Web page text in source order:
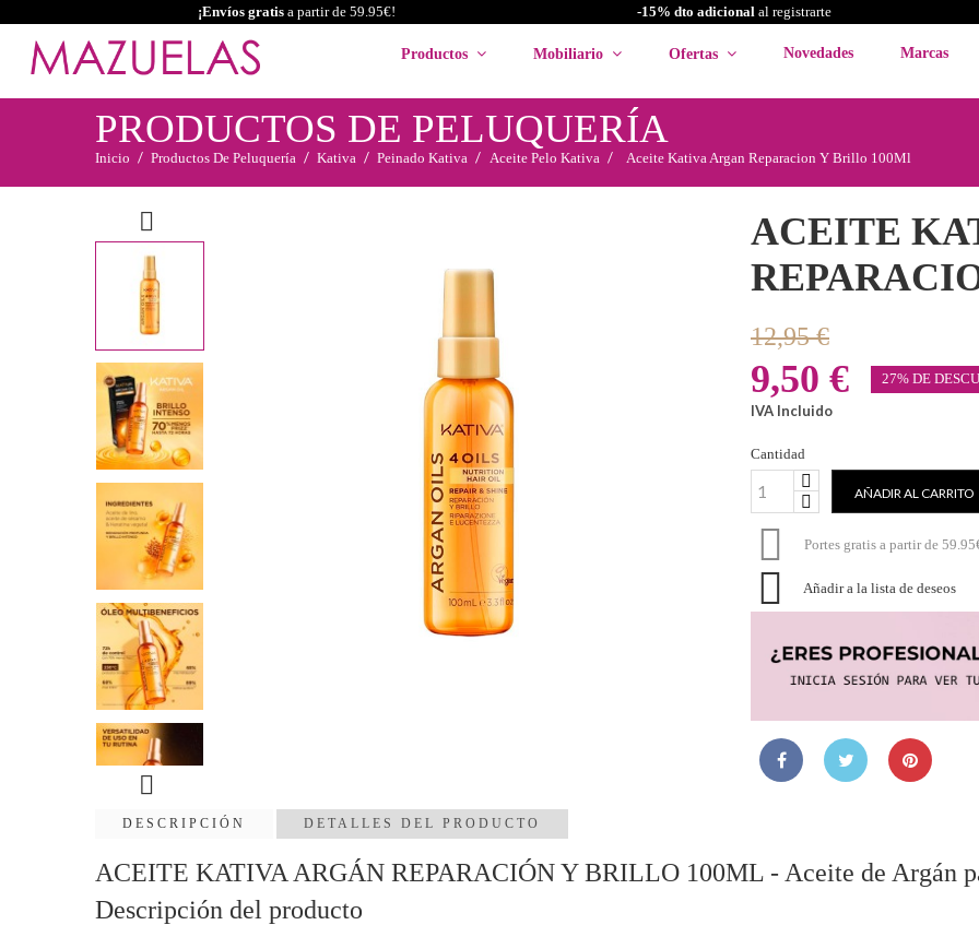
¡Envíos gratisa partir de 59.95€! -15% dto adicionalal registrarte
Productos Mobiliario Ofertas Novedades Marcas
PRODUCTOS DE PELUQUERÍA
Inicio Productos De Peluquería Kativa Peinado Kativa Aceite Pelo Kativa Aceite Kativa Argan Reparacion Y Brillo 100Ml


ACEITE
12,95 €
9,50 € 27% DE
IVA Incluido
Cantidad
AÑADIR AL CARRITO
 Portes gratis a partir de
 Añadir a la lista de deseos
DESCRIPCIÓN DETALLES DEL PRODUCTO
ACEITE KATIVA ARGÁN REPARACIÓN Y BRILLO 100ML - Aceite de Argán
Descripción del producto